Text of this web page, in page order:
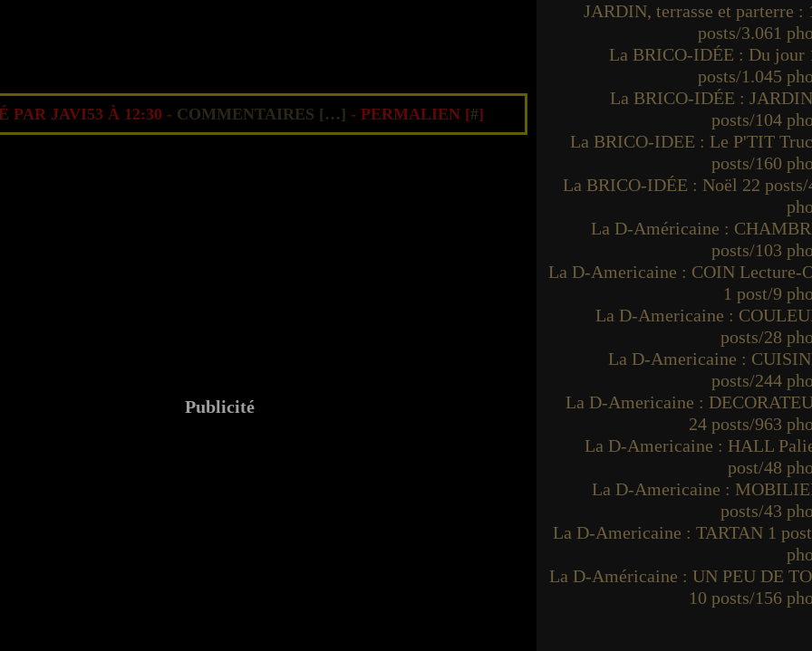
PAR JAVI53 À 12:30 - COMMENTAIRES […] - PERMALIEN [#]
Publicité
JARDIN, terrasse et parterre :
posts/3.061
La BRICO-IDÉE : Du jour
posts/1.045
La BRICO-IDÉE :
posts/104
La BRICO-IDEE : Le P'TIT
posts/160
La BRICO-IDÉE : Noël 22 posts/
La D-Américaine :
posts/103
La D-Americaine : COIN Lecture-
1 post/9
La D-Americaine :
posts/28
La D-Americaine :
posts/244
La D-Americaine :
24 posts/963
La D-Americaine : HALL
post/48
La D-Americaine :
posts/43
La D-Americaine : TARTAN 1
La D-Américaine : UN PEU DE
10 posts/156